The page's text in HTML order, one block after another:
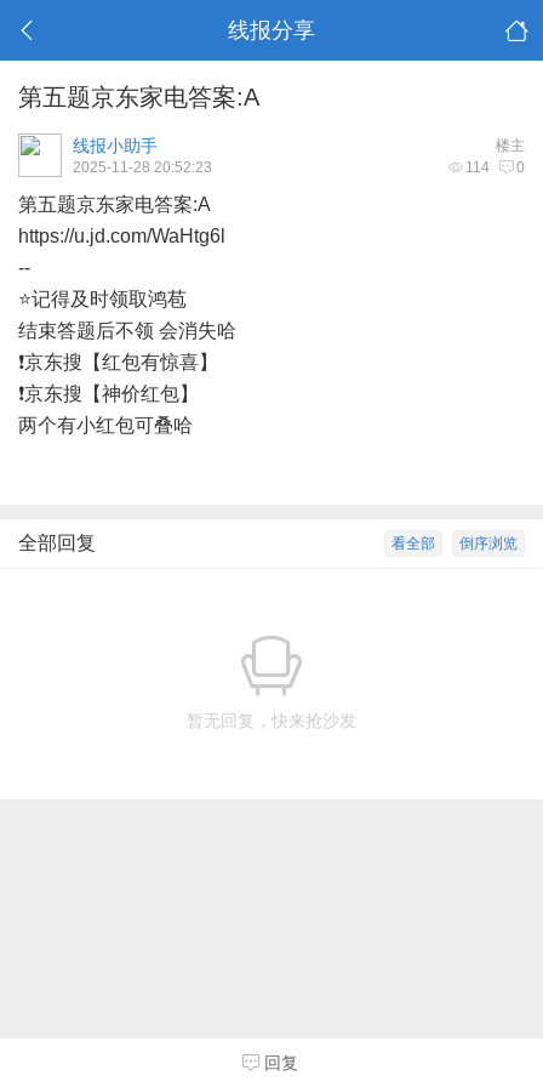
线报分享
第五题京东家电答案:A
楼主
线报小助手
114 0
2025-11-28 20:52:23
第五题京东家电答案:A
https://u.jd.com/WaHtg6l
--
⭐记得及时领取鸿苞
结束答题后不领 会消失哈
❗京东搜【红包有惊喜】
❗京东搜【神价红包】
两个有小红包可叠哈
倒序浏览
看全部
全部回复
暂无回复，快来抢沙发
回复